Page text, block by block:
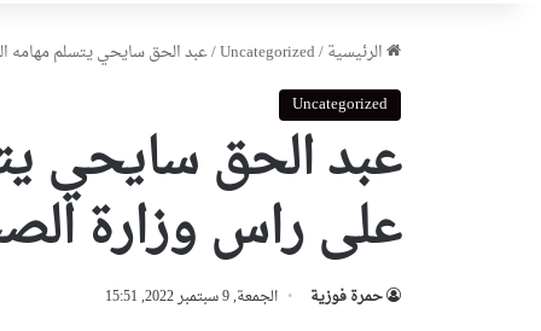
الرئيسية/
Uncategorized
/عبد الحق سايحي يتسلم مهامه
Uncategorized
عبد الحق سايحي
على راس وزارة
حمرة فوزية الجمعة, 9 سبتمبر 2022, 15:51